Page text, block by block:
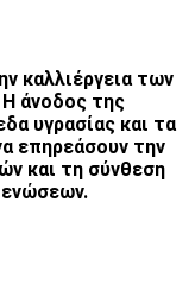
καλλιέργεια των
άνοδος της
υγρασίας και τα
επηρεάσουν την
και τη σύνθεση